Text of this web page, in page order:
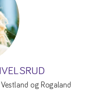
og Rogaland